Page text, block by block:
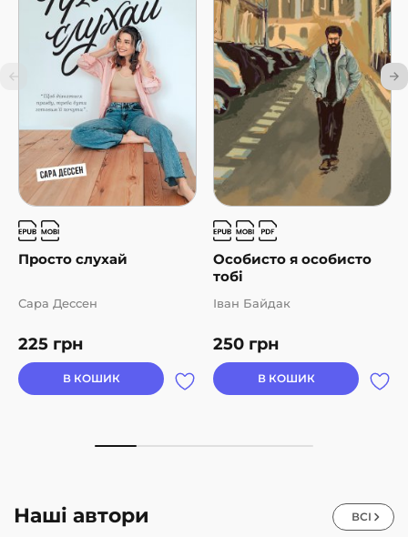
Просто слухай
225 грн
Сара Дессен
В КОШИК
Особисто я особисто
тобі
250 грн
Іван Байдак
В КОШИК
Наші автори ВСІ